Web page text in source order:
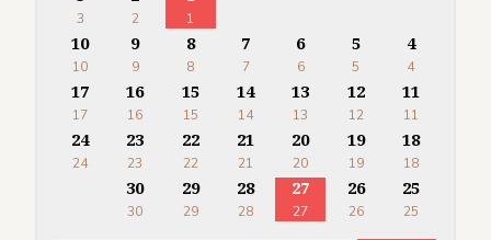
1
2
3
4
4
5
5
6
6
7
7
8
8
9
9
10
10
11
11
12
12
13
13
14
14
15
15
16
16
17
17
18
18
19
19
20
20
21
21
22
22
23
23
24
24
25
25
26
26
27
27
28
28
29
29
30
30